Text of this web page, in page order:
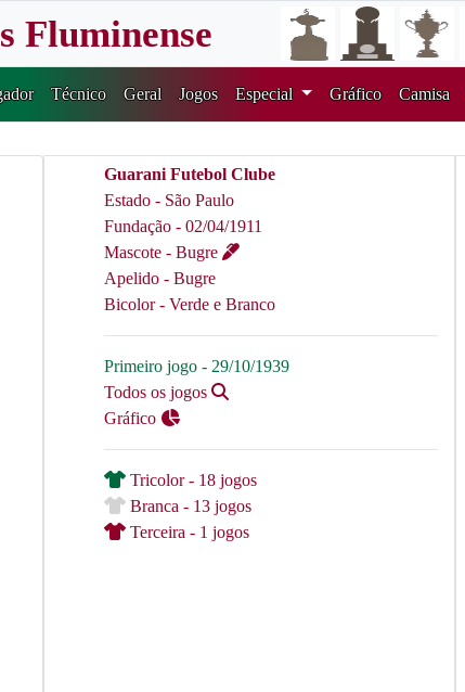
Fluminense
Técnico Geral Jogos Especial Gráfico Camisa
Guarani Futebol Clube
Estado - São Paulo
Fundação - 02/04/1911
Mascote - Bugre
Apelido - Bugre
Bicolor - Verde e Branco
Primeiro jogo - 29/10/1939
Todos os jogos
Gráfico
Tricolor - 18 jogos
Branca - 13 jogos
Terceira - 1 jogos